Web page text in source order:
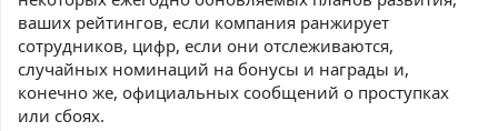
ваших рейтингов, если компания ранжирует
сотрудников, цифр, если они отслеживаются,
случайных номинаций на бонусы и награды и,
конечно же, официальных сообщений о проступках
или сбоях.